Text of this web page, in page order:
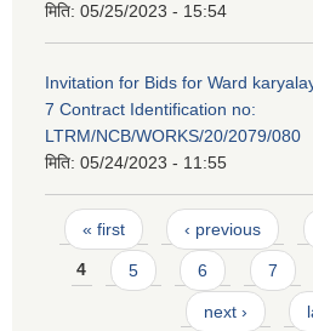
मिति: 05/25/2023 - 15:54
Invitation for Bids for Ward
7 Contract Identification no:
LTRM/NCB/WORKS/20/2079/080
मिति: 05/24/2023 - 11:55
Pages
« first ‹ previous
4 5 6 7
next ›